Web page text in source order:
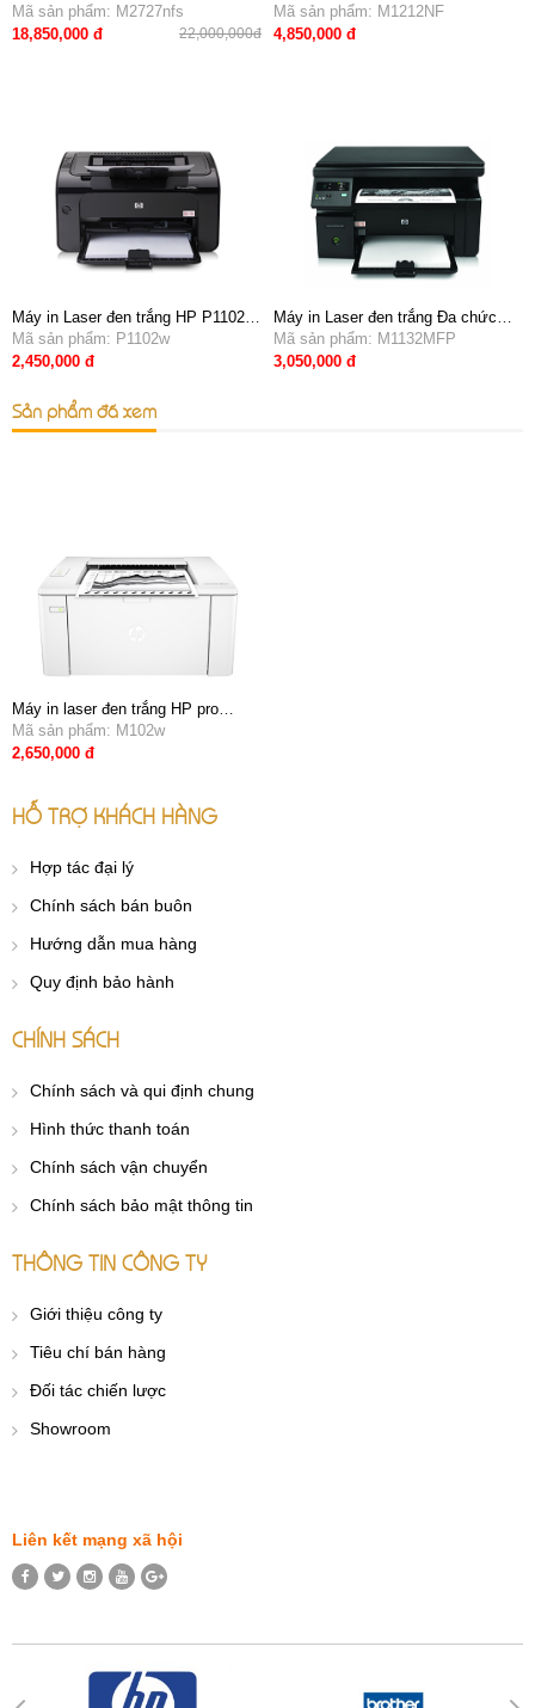
M2727nfs (in mạng, copy, scan,
fax, đóng gáy)
Mã sản phẩm: M2727nfs
18,850,000 đ
22,000,000đ
năng HP M1212NF (in mạng,
scaner, photo, copy, fax)
Mã sản phẩm: M1212NF
4,850,000 đ
Máy in Laser đen trắng HP P1102w
- In không dây, Khổ A4
Mã sản phẩm: P1102w
2,450,000 đ
Máy in Laser đen trắng Đa chức
năng HP Pro M1132MFP (in, scan,
copy, photo)
Mã sản phẩm: M1132MFP
3,050,000 đ
Sản phẩm đã xem
Máy in laser đen trắng HP pro
M102w (G3Q35A) wifi - In không
dây
Mã sản phẩm: M102w
2,650,000 đ
HỖ TRỢ KHÁCH HÀNG
Hợp tác đại lý
Chính sách bán buôn
Hướng dẫn mua hàng
Quy định bảo hành
CHÍNH SÁCH
Chính sách và qui định chung
Hình thức thanh toán
Chính sách vận chuyển
Chính sách bảo mật thông tin
THÔNG TIN CÔNG TY
Giới thiệu công ty
Tiêu chí bán hàng
Đối tác chiến lược
Showroom
Liên kết mạng xã hội